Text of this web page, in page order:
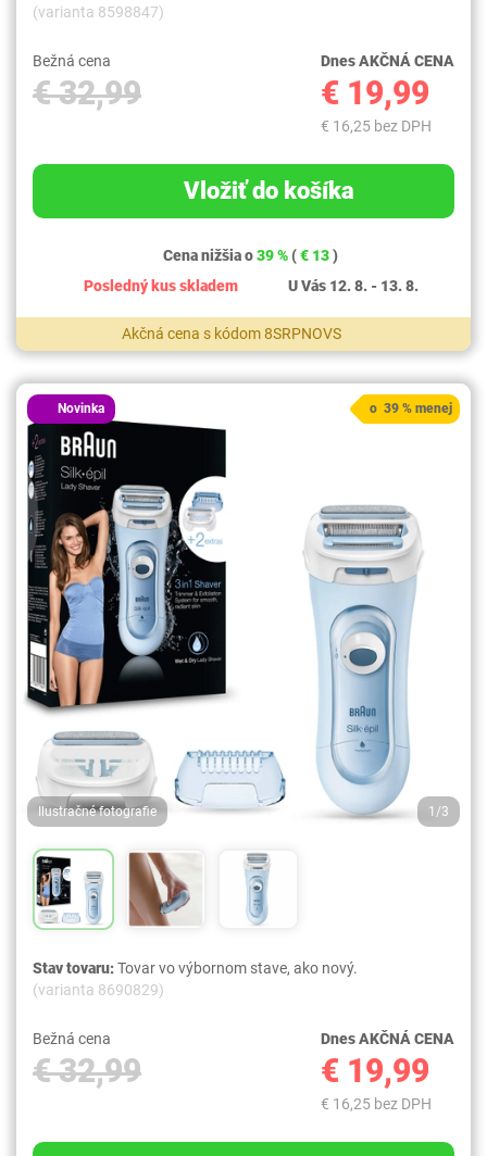
(varianta 8598847)
Bežná cena
€ 32,99
Dnes AKČNÁ CENA
€ 19,99
€ 16,25 bez DPH
Vložiť do košíka
Cena nižšia o39 % (€ 13)
Posledný kus skladem
U Vás 12. 8. - 13. 8.
Akčná cena s kódom 8SRPNOVS
Novinka
Ilustračné fotografie 1/3
o 39 % menej
Stav tovaru:Tovar vo výbornom stave, ako nový.
(varianta 8690829)
Bežná cena
€ 32,99
Dnes AKČNÁ CENA
€ 19,99
€ 16,25 bez DPH